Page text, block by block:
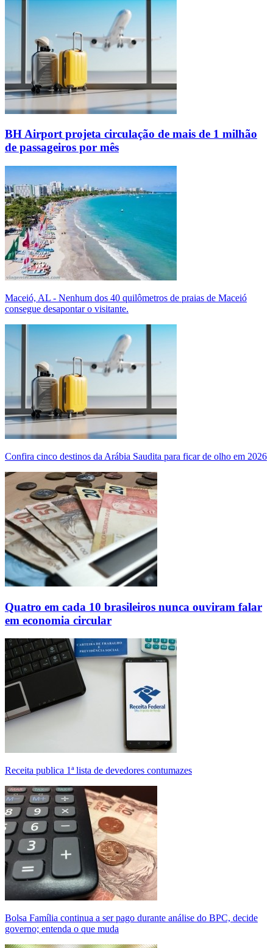
BH Airport projeta circulação de mais de 1 milhão
de passageiros por mês
Maceió, AL - Nenhum dos 40 quilômetros de praias de Maceió
consegue desapontar o visitante.
Confira cinco destinos da Arábia Saudita para ficar de olho em 2026
Quatro em cada 10 brasileiros nunca ouviram falar
em economia circular
Receita publica 1ª lista de devedores contumazes
Bolsa Família continua a ser pago durante análise do BPC, decide
governo; entenda o que muda